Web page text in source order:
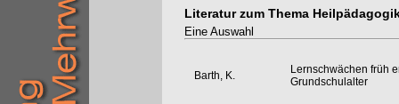
Literatur zum Thema
Eine Auswahl
Barth, K.
Lernschwächen früh
Grundschulalter